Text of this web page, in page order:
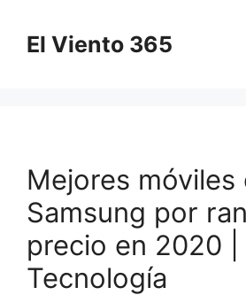
contenido
El Viento 365
Mejores móviles
Samsung por
precio en 2020 |
Tecnología